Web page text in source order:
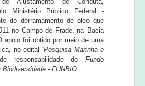
Ministério Público Federal -
do derramamento de óleo que
no Campo de Frade, na Bacia
apoio foi obtido por meio de uma
no edital “Pesquisa Marinha e
de responsabilidade do Fundo
Biodiversidade - FUNBIO.